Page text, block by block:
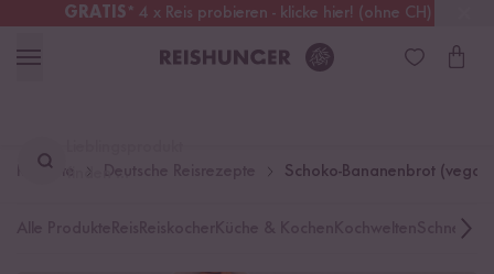
GRATIS* 4 x Reis probieren - klicke hier! (ohne CH)
Österreich Kostenloser Versand
finden ...
Rezepte Schoko-Bananenbrot
Schnelle